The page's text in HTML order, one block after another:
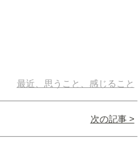
最近、思うこと、感じること
次の記事 >